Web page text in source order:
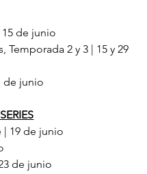
15 de junio
Temporada 2 y 3 | 15 y 29
de junio
| 19 de junio
de junio